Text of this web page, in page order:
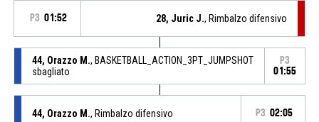
P3 01:52 28, Juric J., Rimbalzo difensivo
44, Orazzo M., BASKETBALL_ACTION_3PT_JUMPSHOT
sbagliato
P3
01:55
44, Orazzo M., Rimbalzo difensivo P3 02:05